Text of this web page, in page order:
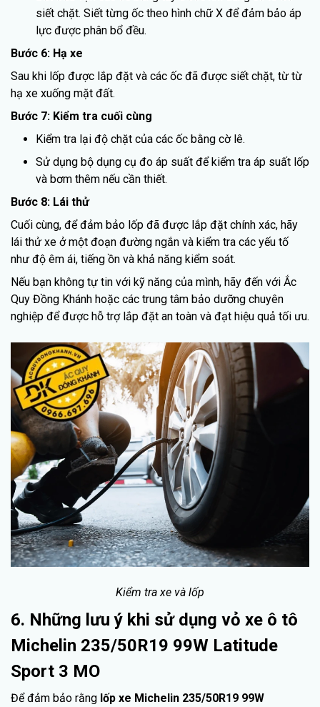
siết chặt. Siết từng ốc theo hình chữ X để đảm bảo áp
lực được phân bổ đều.
Bước 6: Hạ xe
Sau khi lốp được lắp đặt và các ốc đã được siết chặt, từ từ
hạ xe xuống mặt đất.
Bước 7: Kiểm tra cuối cùng
Kiểm tra lại độ chặt của các ốc bằng cờ lê.
Sử dụng bộ dụng cụ đo áp suất để kiểm tra áp suất lốp
và bơm thêm nếu cần thiết.
Bước 8: Lái thử
Cuối cùng, để đảm bảo lốp đã được lắp đặt chính xác, hãy
lái thử xe ở một đoạn đường ngắn và kiểm tra các yếu tố
như độ êm ái, tiếng ồn và khả năng kiểm soát.
Nếu bạn không tự tin với kỹ năng của mình, hãy đến với Ắc
Quy Đồng Khánh hoặc các trung tâm bảo dưỡng chuyên
nghiệp để được hỗ trợ lắp đặt an toàn và đạt hiệu quả tối ưu.
Kiểm tra xe và lốp
6. Những lưu ý khi sử dụng vỏ xe ô tô
Michelin 235/50R19 99W Latitude
Sport 3 MO
Để đảm bảo rằng lốp xe Michelin 235/50R19 99W